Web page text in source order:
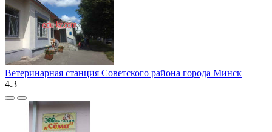
Ветеринарная станция Советского района города Минск
4.3